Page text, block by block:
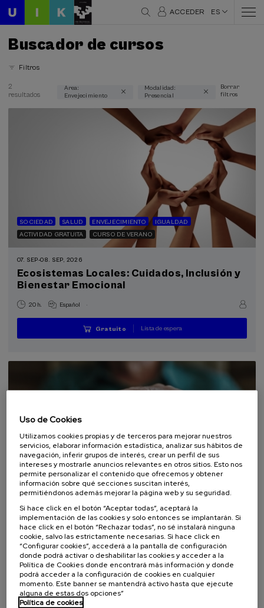
ACCEDER ES
Buscador de cursos
Filtros
Áreas temáticas
Actividad gratuita (2)
Programas especiales
Donostia Kultura (1)
Objetivos de desarrollo sostenible
2
resultados
Area:
Envejecimiento
Modalidad:
Presencial
Borrar
filtros
SOCIEDAD SALUD ENVEJECIMIENTO
IGUALDAD
ACTIVIDAD GRATUITA
CURSO DE VERANO
07. SEP-08. SEP, 2026
Ecosistemas Locales: Cuidados, Inclusión y
Bienestar Emocional
20 h. Español .
...
Gratuito
Últimas
plazas
Gratuito
Fecha
pasada
Lista de espera
Plazo
de
SOCIEDAD ENVEJECIMIENTO
ACTIVIDAD GRATUITA
CURSO DE VERANO
14. SEP-14. SEP, 2026
Estudios longitudinales: contribuciones
para el abordaje de los retos del
envejecimiento
10 h. Español
Uso de Cookies
Utilizamos cookies propias y de terceros para mejorar nuestros
servicios, elaborar información estadística, analizar sus hábitos de
navegación, inferir grupos de interés, crear un perfil de sus
intereses y mostrarle anuncios relevantes en otros sitios. Esto nos
permite personalizar el contenido que ofrecemos y obtener
información sobre qué secciones suscitan interés,
permitiéndonos además mejorar la página web y su seguridad.
Si hace click en el botón “Aceptar todas”, aceptará la
implementación de las cookies y solo entonces se implantarán. Si
hace click en el botón “Rechazar todas”, no sé instalará ninguna
cookie, salvo las estrictamente necesarias. Si hace click en
“Configurar cookies”, accederá a la pantalla de configuración
donde podrá activar o deshabilitar las cookies y acceder a la
Política de Cookies donde encontrará más información y donde
podrá acceder a la configuración de cookies en cualquier
momento. Este banner se mantendrá activo hasta que ejecute
alguna de estas dos opciones”
Política de cookies